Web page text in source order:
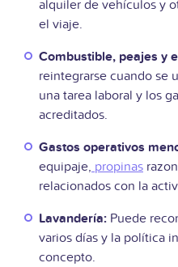
alquiler de vehículos y
el viaje.
Combustible, peajes y
reintegrarse cuando se
una tarea laboral y los
acreditados.
Gastos operativos
equipaje, propinas
relacionados con la
Lavandería: Puede
varios días y la política
concepto.